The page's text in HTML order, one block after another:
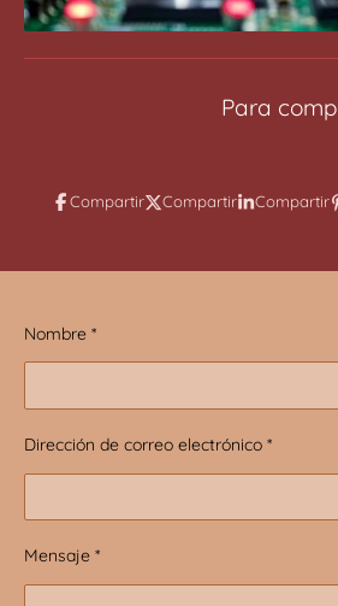
Para
Compartir Compartir Compartir
Nombre *
Dirección de correo electrónico *
Mensaje *